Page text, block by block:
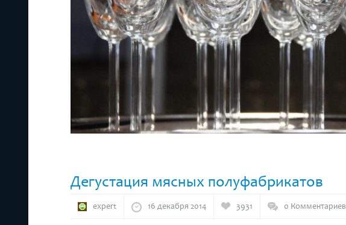
Дегустация мясных полуфабрикатов
expert 16 декабря 2014 3931 0 Комментариев